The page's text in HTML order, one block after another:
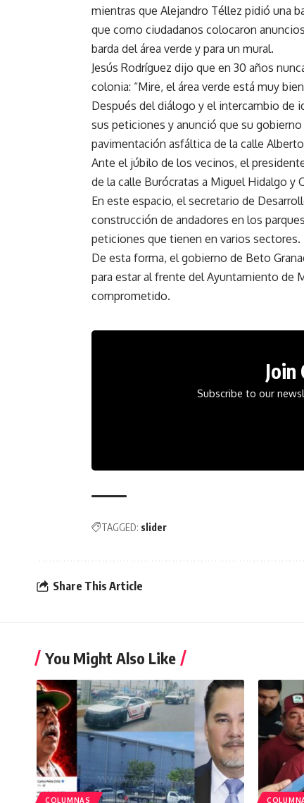
mientras que Alejandro Téllez pidió una
que como ciudadanos colocaron
barda del área verde y para un mural.
Jesús Rodríguez dijo que en 30 años
colonia: “Mire, el área verde está muy
Después del diálogo y el intercambio de
sus peticiones y anunció que su
pavimentación asfáltica de la calle
Ante el júbilo de los vecinos, el
de la calle Burócratas a Miguel Hidalgo
En este espacio, el secretario de
construcción de andadores en los
peticiones que tienen en varios sectores.
De esta forma, el gobierno de Beto
para estar al frente del Ayuntamiento de
comprometido.
Subscribe to our
TAGGED: slider
Share This Article
You Might Also Like
COLUMNAS